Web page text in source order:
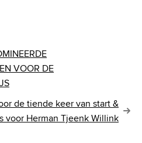
VOOR DE
de tiende keer van start &
voor Herman Tjeenk Willink